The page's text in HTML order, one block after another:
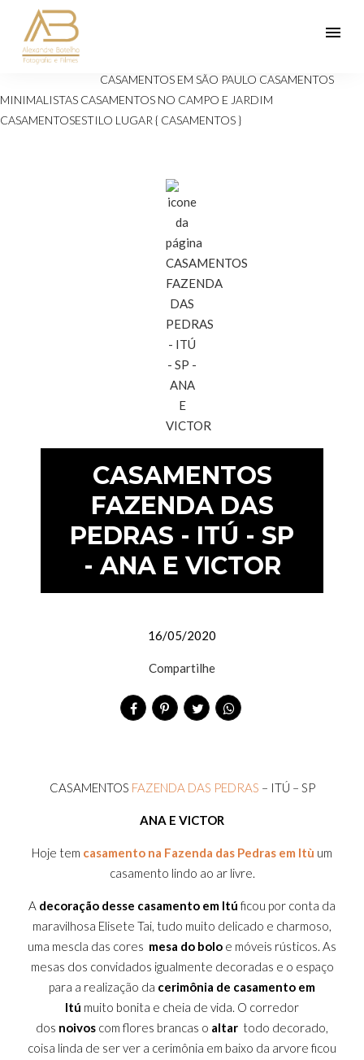
menu
CASAMENTOS EM SÃO PAULO CASAMENTOS
MINIMALISTAS CASAMENTOS NO CAMPO E JARDIM
CASAMENTOSESTILO LUGAR { CASAMENTOS }
CASAMENTOS
FAZENDA DAS
PEDRAS - ITÚ - SP
- ANA E VICTOR
16/05/2020
Compartilhe
CASAMENTOS FAZENDA DAS PEDRAS – ITÚ – SP
ANA E VICTOR
Hoje tem casamento na Fazenda das Pedras em Itù um
casamento lindo ao ar livre.
A decoração desse casamento em Itú ficou por conta da
maravilhosa Elisete Tai, tudo muito delicado e charmoso,
uma mescla das cores mesa do bolo e móveis rústicos. As
mesas dos convidados igualmente decoradas e o espaço
para a realização da cerimônia de casamento em
Itú muito bonita e cheia de vida. O corredor
dos noivos com flores brancas o altar todo decorado,
coisa linda de ser ver a cerimônia em baixo da arvore ficou